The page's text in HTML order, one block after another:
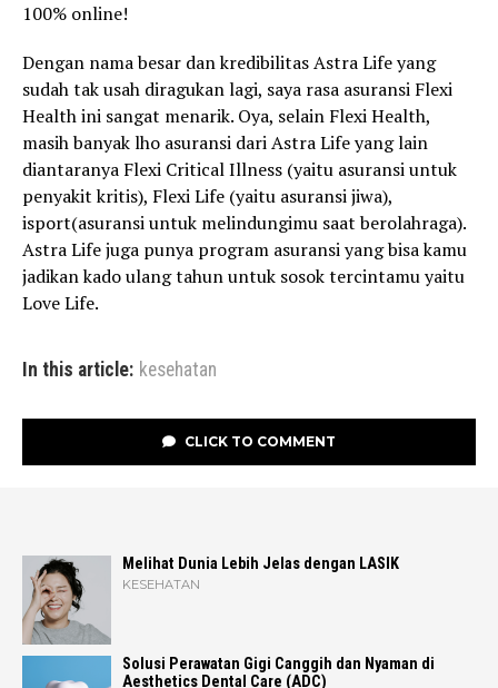
100% online!
Dengan nama besar dan kredibilitas Astra Life yang
sudah tak usah diragukan lagi, saya rasa asuransi Flexi
Health ini sangat menarik. Oya, selain Flexi Health,
masih banyak lho asuransi dari Astra Life yang lain
diantaranya Flexi Critical Illness (yaitu asuransi untuk
penyakit kritis), Flexi Life (yaitu asuransi jiwa),
isport(asuransi untuk melindungimu saat berolahraga).
Astra Life juga punya program asuransi yang bisa kamu
jadikan kado ulang tahun untuk sosok tercintamu yaitu
Love Life.
In this article: kesehatan
CLICK TO COMMENT
Melihat Dunia Lebih Jelas dengan LASIK
KESEHATAN
Solusi Perawatan Gigi Canggih dan Nyaman di
Aesthetics Dental Care (ADC)